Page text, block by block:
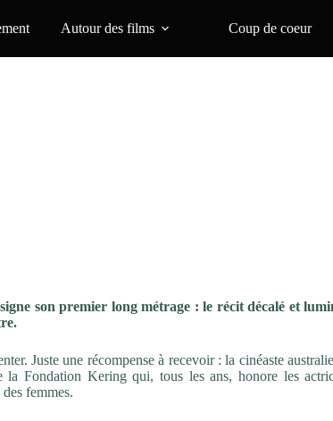
Autour des films Coup de coeur
son premier long métrage : le récit décalé et
Juste une récompense à recevoir : la cinéaste
Fondation Kering qui, tous les ans, honore les
femmes.